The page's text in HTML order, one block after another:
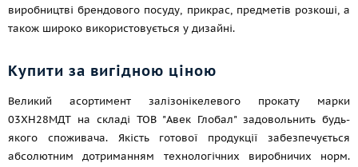
виробництві брендового посуду, прикрас, предметів розкоші, а
також широко використовується у дизайні.
Купити за вигідною ціною
Великий асортимент залізонікелевого прокату марки
03ХН28МДТ на складі ТОВ "Авек Глобал" задовольнить будь-
якого споживача. Якість готової продукції забезпечується
абсолютним дотриманням технологічних виробничих норм.